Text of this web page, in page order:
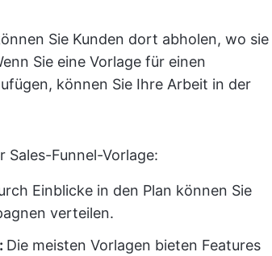
Sie Kunden dort abholen, wo sie
Sie eine Vorlage für einen
können Sie Ihre Arbeit in der
Sales-Funnel-Vorlage:
Einblicke in den Plan können Sie
verteilen.
Die meisten Vorlagen bieten Features